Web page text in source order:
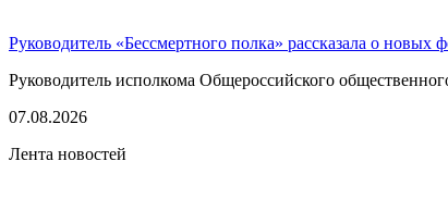
Руководитель «Бессмертного полка» рассказала о новых
Руководитель исполкома Общероссийского
07.08.2026
Лента новостей